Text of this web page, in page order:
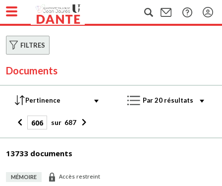
FILTRES
Documents
sur 687
13733 documents
MÉMOIRE Accès restreint